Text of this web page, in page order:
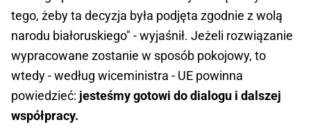
tego, żeby ta decyzja była podjęta zgodnie z wolą
narodu białoruskiego" - wyjaśnił. Jeżeli rozwiązanie
wypracowane zostanie w sposób pokojowy, to
wtedy - według wiceministra - UE powinna
powiedzieć: jesteśmy gotowi do dialogu i dalszej
współpracy.